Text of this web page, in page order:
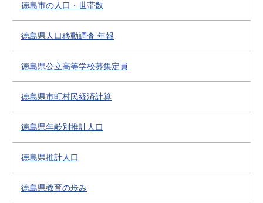
徳島市の人口・世帯数
徳島県人口移動調査 年報
徳島県公立高等学校募集定員
徳島県市町村民経済計算
徳島県年齢別推計人口
徳島県推計人口
徳島県教育の歩み